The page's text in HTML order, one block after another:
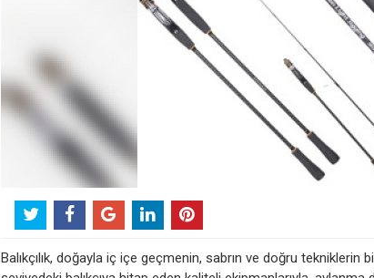
Balıkçılık, doğayla iç içe geçmenin, sabrın ve doğru tekniklerin